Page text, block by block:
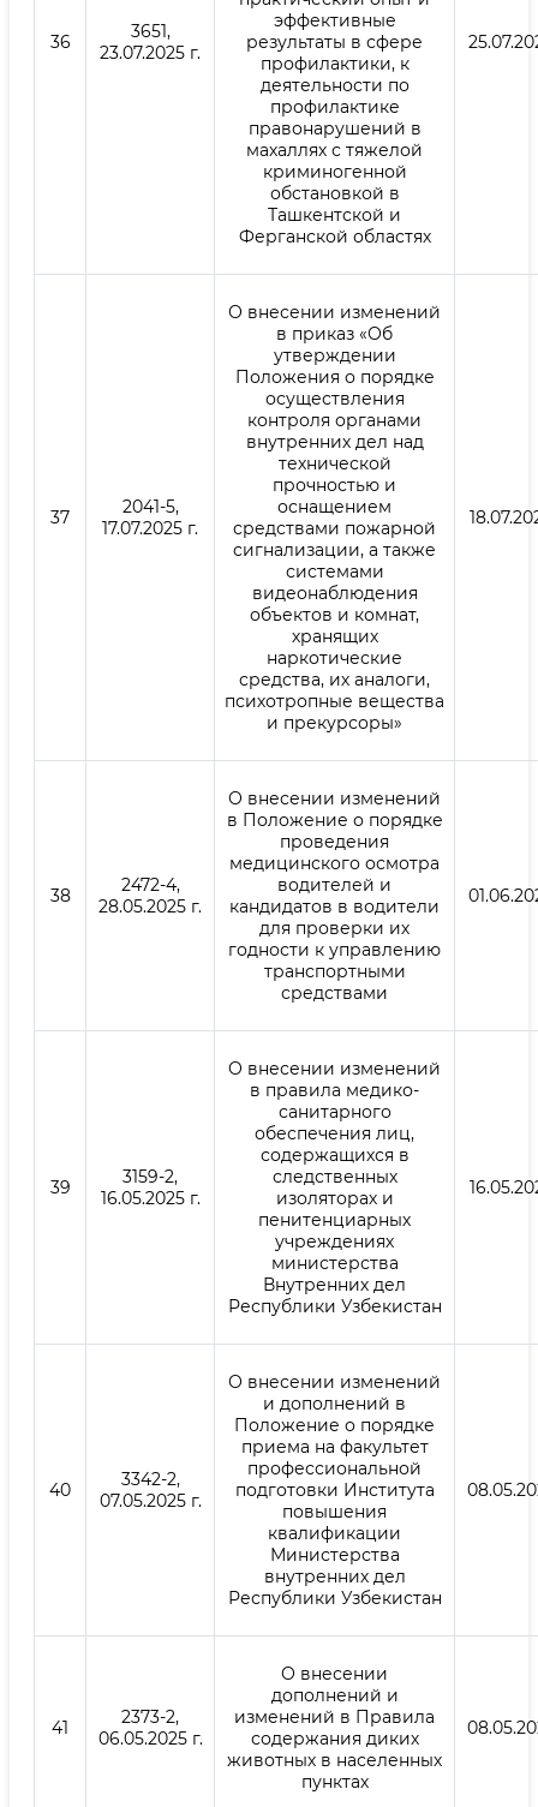
36
3651,
23.07.2025 г.
эффективные
результаты в сфере
профилактики, к
деятельности по
профилактике
правонарушений в
махаллях с тяжелой
криминогенной
обстановкой в
Ташкентской и
Ферганской областях
37
2041-5,
17.07.2025 г.
О внесении изменений
в приказ «Об
утверждении
Положения о порядке
осуществления
контроля органами
внутренних дел над
технической
прочностью и
оснащением
средствами пожарной
сигнализации, а также
системами
видеонаблюдения
объектов и комнат,
хранящих
наркотические
средства, их аналоги,
психотропные вещества
и прекурсоры»
38
2472-4,
28.05.2025 г.
О внесении изменений
в Положение о порядке
проведения
медицинского осмотра
водителей и
кандидатов в водители
для проверки их
годности к управлению
транспортными
средствами
39
3159-2,
16.05.2025 г.
О внесении изменений
в правила медико-
санитарного
обеспечения лиц,
содержащихся в
следственных
изоляторах и
пенитенциарных
учреждениях
министерства
Внутренних дел
Республики Узбекистан
40
3342-2,
07.05.2025 г.
О внесении изменений
и дополнений в
Положение о порядке
приема на факультет
профессиональной
подготовки Института
повышения
квалификации
Министерства
внутренних дел
Республики Узбекистан
41
2373-2,
06.05.2025 г.
О внесении
дополнений и
изменений в Правила
содержания диких
животных в населенных
пунктах